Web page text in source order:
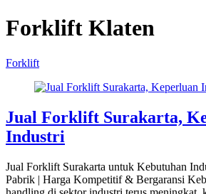
Forklift Klaten
Forklift
Jual Forklift Surakarta,
Industri
Jual Forklift Surakarta untuk Kebutuhan
Pabrik | Harga Kompetitif & Bergaransi